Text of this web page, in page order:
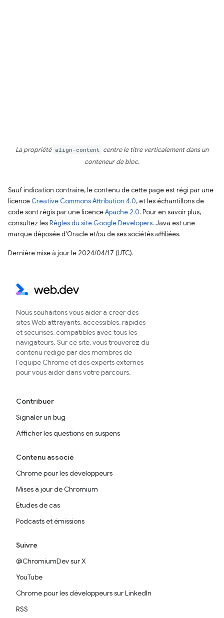
La propriété align-content centre le titre verticalement dans un
conteneur de bloc.
Sauf indication contraire, le contenu de cette page est régi par une
licence Creative Commons Attribution 4.0, et les échantillons de
code sont régis par une licenceApache 2.0. Pour en savoir plus,
consultez lesRègles du site Google Developers. Java est une
marque déposée d'Oracle et/ou de ses sociétés affiliées.
Dernière mise à jour le 2024/04/17 (UTC).
Nous souhaitons vous aider à créer des
sites Web attrayants, accessibles, rapides
et sécurisés, compatibles avec tous les
navigateurs. Sur ce site, vous trouverez du
contenu rédigé par des membres de
l'équipe Chrome et des experts externes
pour vous aider dans votre parcours.
Contribuer
Signaler un bug
Afficher les questions en suspens
Contenu associé
Chrome pour les développeurs
Mises à jour de Chromium
Études de cas
Podcasts et émissions
Suivre
@ChromiumDev sur X
YouTube
Chrome pour les développeurs sur LinkedIn
RSS